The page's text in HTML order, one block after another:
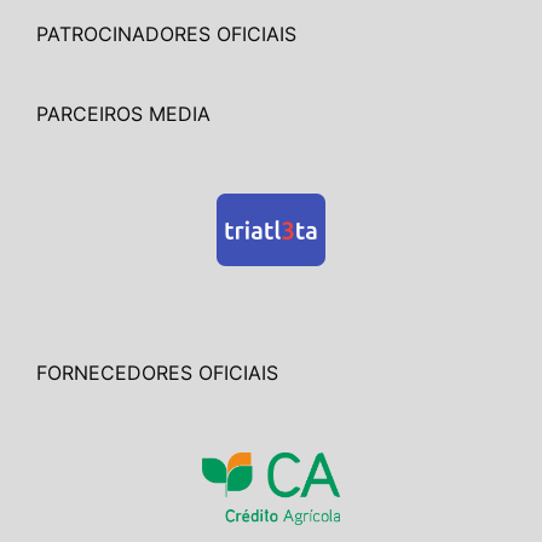
PATROCINADORES OFICIAIS
PARCEIROS MEDIA
FORNECEDORES OFICIAIS